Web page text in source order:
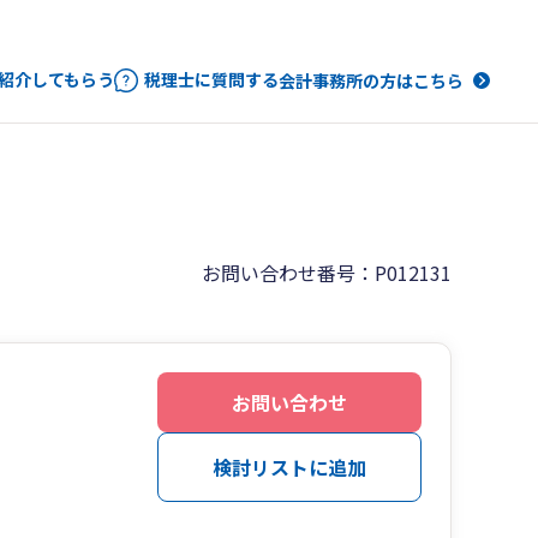
介してもらう 税理士に質問する会計事務所の方はこちら
お問い合わせ番号：P012131
お問い合わせ
検討リストに追加